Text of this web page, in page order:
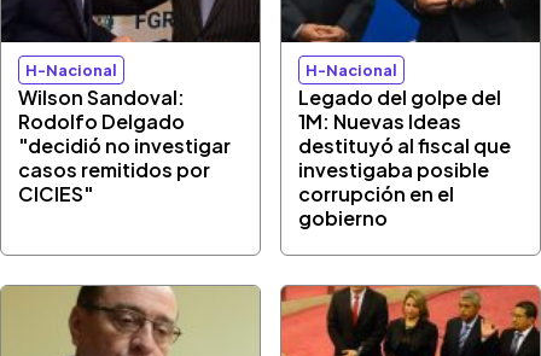
H-Nacional
Wilson Sandoval:
Rodolfo Delgado
"decidió no investigar
casos remitidos por
CICIES"
H-Nacional
Legado del golpe del
1M: Nuevas Ideas
destituyó al fiscal que
investigaba posible
corrupción en el
gobierno